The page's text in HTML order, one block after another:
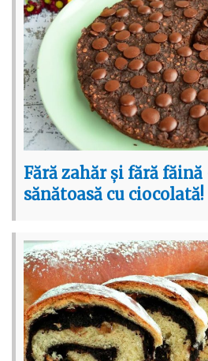
Fără zahăr și fără
sănătoasă cu